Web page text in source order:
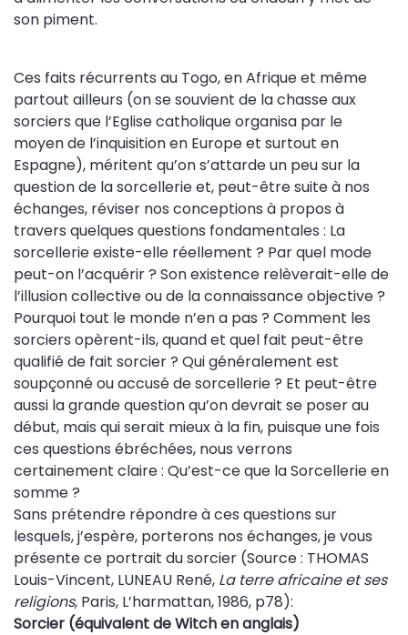
son piment.
Ces faits récurrents au Togo, en Afrique et même
partout ailleurs (on se souvient de la chasse aux
sorciers que l’Eglise catholique organisa par le
moyen de l’inquisition en Europe et surtout en
Espagne), méritent qu’on s’attarde un peu sur la
question de la sorcellerie et, peut-être suite à nos
échanges, réviser nos conceptions à propos à
travers quelques questions fondamentales : La
sorcellerie existe-elle réellement ? Par quel mode
peut-on l’acquérir ? Son existence relèverait-elle de
l’illusion collective ou de la connaissance objective ?
Pourquoi tout le monde n’en a pas ? Comment les
sorciers opèrent-ils, quand et quel fait peut-être
qualifié de fait sorcier ? Qui généralement est
soupçonné ou accusé de sorcellerie ? Et peut-être
aussi la grande question qu’on devrait se poser au
début, mais qui serait mieux à la fin, puisque une fois
ces questions ébréchées, nous verrons
certainement claire : Qu’est-ce que la Sorcellerie en
somme ?
Sans prétendre répondre à ces questions sur
lesquels, j’espère, porterons nos échanges, je vous
présente ce portrait du sorcier (Source : THOMAS
Louis-Vincent, LUNEAU René, La terre africaine et ses
religions, Paris, L’harmattan, 1986, p78):
Sorcier (équivalent de Witch en anglais)